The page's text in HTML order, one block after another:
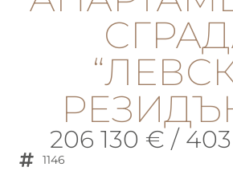
206 130 € / 403
1146